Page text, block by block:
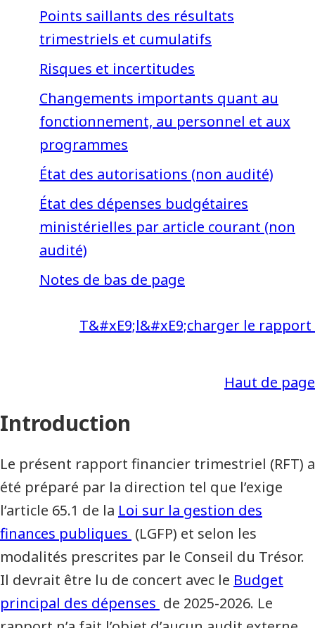
Points saillants des résultats
trimestriels et cumulatifs
Risques et incertitudes
Changements importants quant au
fonctionnement, au personnel et aux
programmes
État des autorisations (non audité)
État des dépenses budgétaires
ministérielles par article courant (non
audité)
Notes de bas de page
T&#xE9;l&#xE9;charger le rapport
Haut de page
Introduction
Le présent rapport financier trimestriel (RFT) a
été préparé par la direction tel que l’exige
l’article 65.1 de la Loi sur la gestion des
finances publiques (LGFP) et selon les
modalités prescrites par le Conseil du Trésor.
Il devrait être lu de concert avec le Budget
principal des dépenses de 2025-2026. Le